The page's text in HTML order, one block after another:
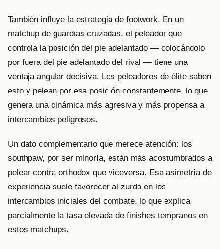
También influye la estrategia de footwork. En un
matchup de guardias cruzadas, el peleador que
controla la posición del pie adelantado — colocándolo
por fuera del pie adelantado del rival — tiene una
ventaja angular decisiva. Los peleadores de élite saben
esto y pelean por esa posición constantemente, lo que
genera una dinámica más agresiva y más propensa a
intercambios peligrosos.
Un dato complementario que merece atención: los
southpaw, por ser minoría, están más acostumbrados a
pelear contra orthodox que viceversa. Esa asimetría de
experiencia suele favorecer al zurdo en los
intercambios iniciales del combate, lo que explica
parcialmente la tasa elevada de finishes tempranos en
estos matchups.